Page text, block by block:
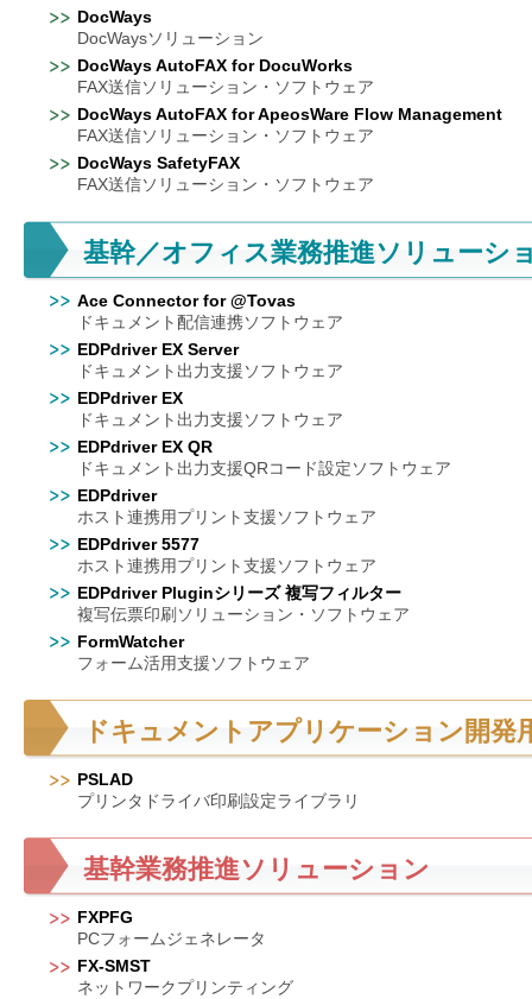
DocWays
DocWaysソリューション
DocWays AutoFAX for DocuWorks
FAX送信ソリューション・ソフトウェア
DocWays AutoFAX for ApeosWare Flow Management
FAX送信ソリューション・ソフトウェア
DocWays SafetyFAX
FAX送信ソリューション・ソフトウェア
基幹／オフィス業務推進ソリューシ
Ace Connector for @Tovas
ドキュメント配信連携ソフトウェア
EDPdriver EX Server
ドキュメント出力支援ソフトウェア
EDPdriver EX
ドキュメント出力支援ソフトウェア
EDPdriver EX QR
ドキュメント出力支援QRコード設定ソフトウェア
EDPdriver
ホスト連携用プリント支援ソフトウェア
EDPdriver 5577
ホスト連携用プリント支援ソフトウェア
EDPdriver Pluginシリーズ 複写フィルター
複写伝票印刷ソリューション・ソフトウェア
FormWatcher
フォーム活用支援ソフトウェア
ドキュメントアプリケーション開発
PSLAD
プリンタドライバ印刷設定ライブラリ
基幹業務推進ソリューション
FXPFG
PCフォームジェネレータ
FX-SMST
ネットワークプリンティング